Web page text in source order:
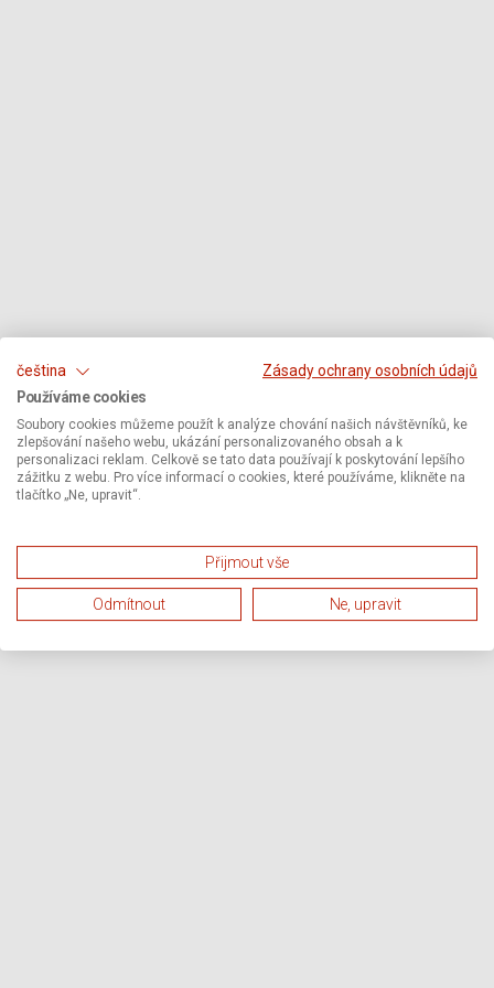
čeština
Zásady ochrany osobních údajů
Používáme cookies
Soubory cookies můžeme použít k analýze chování našich návštěvníků, ke
zlepšování našeho webu, ukázání personalizovaného obsah a k
personalizaci reklam. Celkově se tato data používají k poskytování lepšího
zážitku z webu. Pro více informací o cookies, které používáme, klikněte na
tlačítko „Ne, upravit“.
Přijmout vše
Odmítnout Ne, upravit